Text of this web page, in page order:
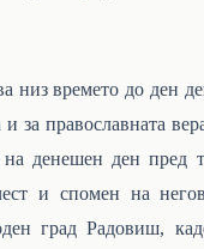
низ времето до ден
за православната
денешен ден пред
и спомен на
град Радовиш,